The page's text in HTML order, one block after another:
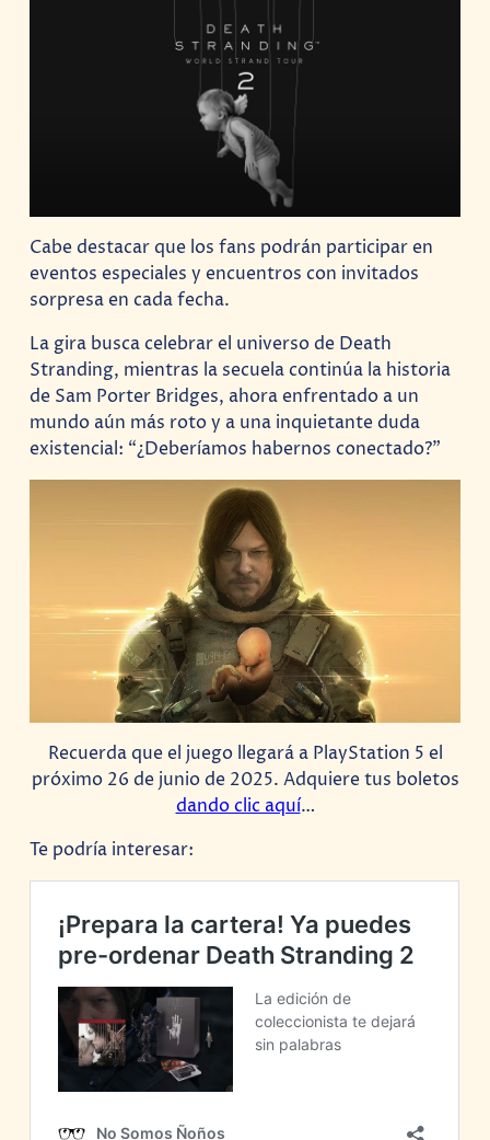
Cabe destacar que los fans podrán participar en
eventos especiales y encuentros con invitados
sorpresa en cada fecha.
La gira busca celebrar el universo de Death
Stranding, mientras la secuela continúa la historia
de Sam Porter Bridges, ahora enfrentado a un
mundo aún más roto y a una inquietante duda
existencial: “¿Deberíamos habernos conectado?”
Recuerda que el juego llegará a PlayStation 5 el
próximo 26 de junio de 2025. Adquiere tus boletos
dando clic aquí…
Te podría interesar: